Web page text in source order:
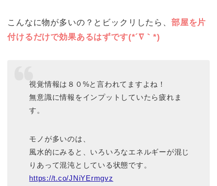
こんなに物が多いの？とビックリしたら、 部屋を片
付けるだけで効果あるはずです(*´∇｀*)
視覚情報は８０%と言われてますよね！
無意識に情報をインプットしていたら疲れま
す。
モノが多いのは、
風水的にみると、いろいろなエネルギーが混じ
りあって混沌としている状態です。
https://t.co/JNiYErmgvz